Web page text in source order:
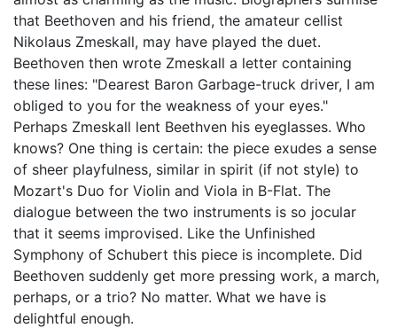
that Beethoven and his friend, the amateur cellist
Nikolaus Zmeskall, may have played the duet.
Beethoven then wrote Zmeskall a letter containing
these lines: "Dearest Baron Garbage-truck driver, I am
obliged to you for the weakness of your eyes."
Perhaps Zmeskall lent Beethven his eyeglasses. Who
knows? One thing is certain: the piece exudes a sense
of sheer playfulness, similar in spirit (if not style) to
Mozart's Duo for Violin and Viola in B-Flat. The
dialogue between the two instruments is so jocular
that it seems improvised. Like the Unfinished
Symphony of Schubert this piece is incomplete. Did
Beethoven suddenly get more pressing work, a march,
perhaps, or a trio? No matter. What we have is
delightful enough.